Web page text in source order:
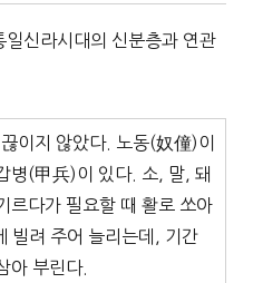
신라시대의 신분층과 연관
이지 않았다. 노동(奴僮)이
병(甲兵)이 있다. 소, 말, 돼
르다가 필요할 때 활로 쏘아
빌려 주어 늘리는데, 기간
아 부린다.